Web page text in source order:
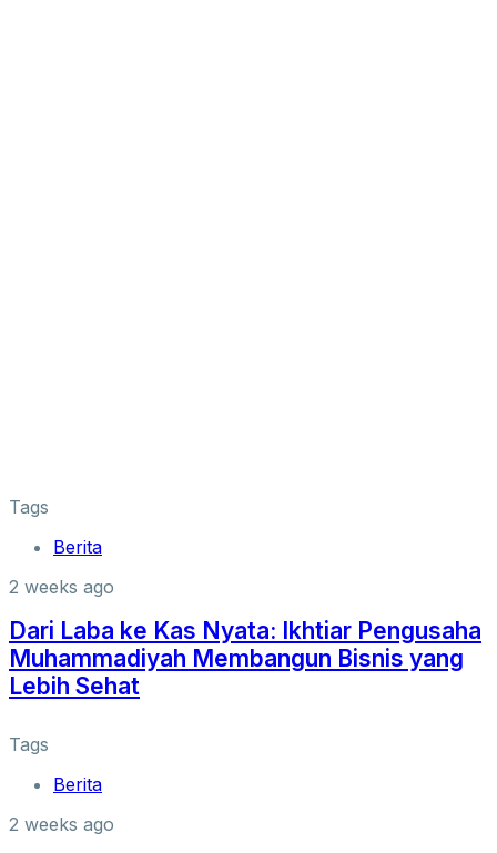
Tags
Berita
2 weeks ago
Dari Laba ke Kas Nyata: Ikhtiar Pengusaha
Muhammadiyah Membangun Bisnis yang
Lebih Sehat
Tags
Berita
2 weeks ago